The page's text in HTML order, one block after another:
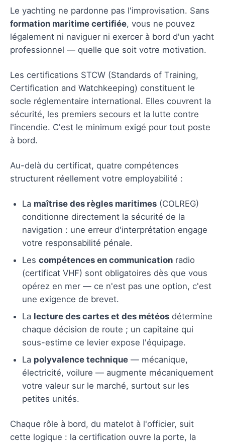
Le yachting ne pardonne pas l'improvisation. Sans
formation maritime certifiée, vous ne pouvez
légalement ni naviguer ni exercer à bord d'un yacht
professionnel — quelle que soit votre motivation.
Les certifications STCW (Standards of Training,
Certification and Watchkeeping) constituent le
socle réglementaire international. Elles couvrent la
sécurité, les premiers secours et la lutte contre
l'incendie. C'est le minimum exigé pour tout poste
à bord.
Au-delà du certificat, quatre compétences
structurent réellement votre employabilité :
La maîtrise des règles maritimes (COLREG)
conditionne directement la sécurité de la
navigation : une erreur d'interprétation engage
votre responsabilité pénale.
Les compétences en communication radio
(certificat VHF) sont obligatoires dès que vous
opérez en mer — ce n'est pas une option, c'est
une exigence de brevet.
La lecture des cartes et des météos détermine
chaque décision de route ; un capitaine qui
sous-estime ce levier expose l'équipage.
La polyvalence technique — mécanique,
électricité, voilure — augmente mécaniquement
votre valeur sur le marché, surtout sur les
petites unités.
Chaque rôle à bord, du matelot à l'officier, suit
cette logique : la certification ouvre la porte, la